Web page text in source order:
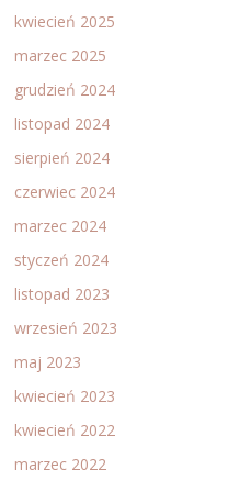
kwiecień 2025
marzec 2025
grudzień 2024
listopad 2024
sierpień 2024
czerwiec 2024
marzec 2024
styczeń 2024
listopad 2023
wrzesień 2023
maj 2023
kwiecień 2023
kwiecień 2022
marzec 2022